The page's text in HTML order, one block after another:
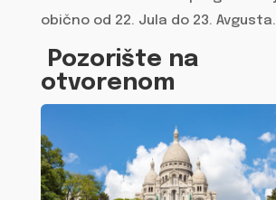
obično od 22. Jula do 23. Avgusta.
Pozorište na
otvorenom